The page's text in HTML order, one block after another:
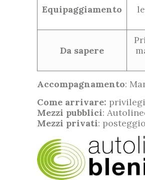
Equipaggiamento
Da sapere
Accompagnamento:
Come arrivare:
Mezzi pubblici:
Mezzi privati: